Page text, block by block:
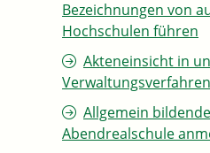
Bezeichnungen von
Hochschulen führen
Akteneinsicht in
Allgemein
Abendrealschule